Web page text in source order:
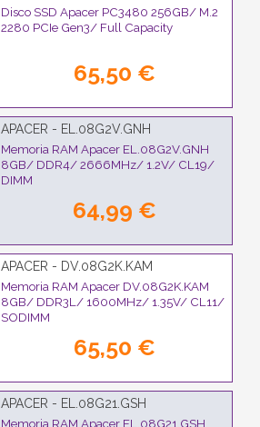
Disco SSD Apacer PC3480 256GB/ M.2
2280 PCIe Gen3/ Full Capacity
65,50 €
APACER - EL.08G2V.GNH
Memoria RAM Apacer EL.08G2V.GNH
8GB/ DDR4/ 2666MHz/ 1.2V/ CL19/
DIMM
64,99 €
APACER - DV.08G2K.KAM
Memoria RAM Apacer DV.08G2K.KAM
8GB/ DDR3L/ 1600MHz/ 1.35V/ CL11/
SODIMM
65,50 €
APACER - EL.08G21.GSH
Memoria RAM Apacer EL.08G21.GSH